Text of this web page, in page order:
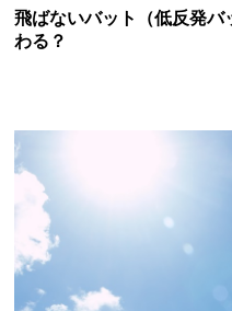
飛ばないバット（低反発
わる？